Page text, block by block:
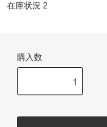
在庫状況 2
購入数